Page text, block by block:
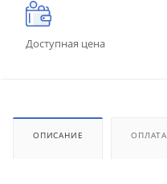
Доступная цена
ОПИСАНИЕ ОПЛАТА